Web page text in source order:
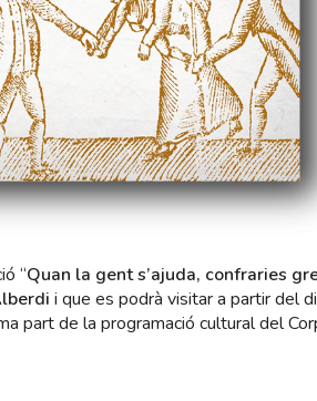
“Quan la gent s’ajuda, confraries
i que es podrà visitar a partir del
part de la programació cultural del